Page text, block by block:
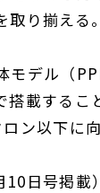
り揃える。
デル（
搭載する
ン以下に向
日号掲載）